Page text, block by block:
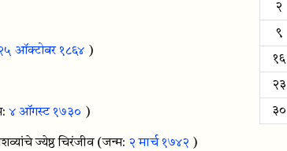
ऑक्टोबर १८६४ )
४ ऑगस्ट १७३० )
ज्येष्ठ चिरंजीव (जन्म: २ मार्च १७४२ )
२
९
१६
२३
३०